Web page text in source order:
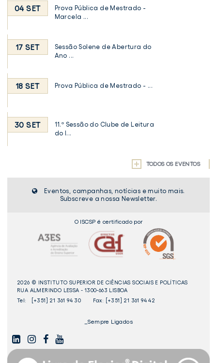
04 SET
Prova Pública de Mestrado -
Marcela ...
17 SET
Sessão Solene de Abertura do
Ano ...
18 SET Prova Pública de Mestrado - ...
30 SET
11.ª Sessão do Clube de Leitura
do I...
TODOS OS EVENTOS
Eventos, campanhas, notícias e muito mais.
Subscreve a nossa Newsletter.
O ISCSP é certificado por
2026 © INSTITUTO SUPERIOR DE CIÊNCIAS SOCIAIS E POLÍTICAS
RUA ALMERINDO LESSA - 1300-663 LISBOA
Tel:
[+351] 21 361 94 30 Fax: [+351] 21 361 94 42
_Sempre Ligados
LINKEDININSTAGAMFACEBOOK
YOUTUBE